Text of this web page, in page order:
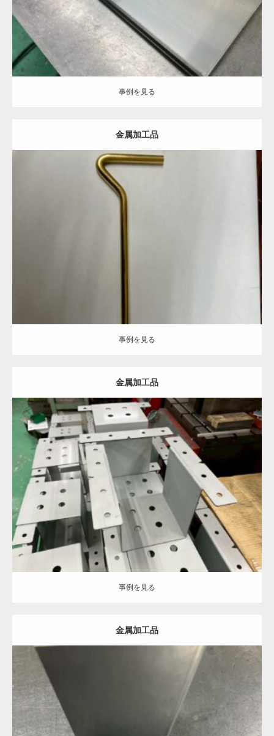
事例を見る
金属加工品
事例を見る
金属加工品
Category:
事例を見る
事例を見る
金属加工品